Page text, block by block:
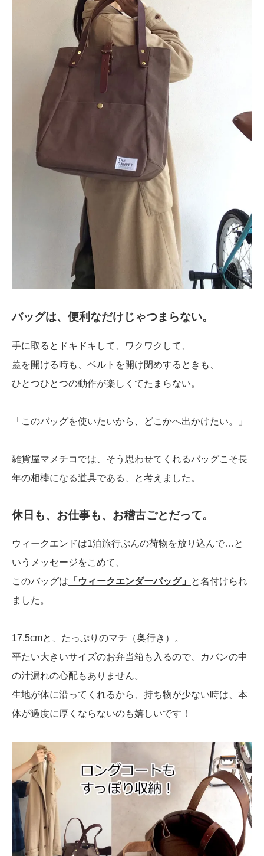
バッグは、便利なだけじゃつまらない。
手に取るとドキドキして、ワクワクして、
蓋を開ける時も、ベルトを開け閉めするときも、
ひとつひとつの動作が楽しくてたまらない。
「このバッグを使いたいから、どこかへ出かけたい。」
雑貨屋マメチコでは、そう思わせてくれるバッグこそ長
年の相棒になる道具である、と考えました。
休日も、お仕事も、お稽古ごとだって。
ウィークエンドは1泊旅行ぶんの荷物を放り込んで…と
いうメッセージをこめて、
このバッグは 「ウィークエンダーバッグ」
と名付けられ
ました。
17.5cmと、たっぷりのマチ（奥行き）。
平たい大きいサイズのお弁当箱も入るので、カバンの中
の汁漏れの心配もありません。
生地が体に沿ってくれるから、持ち物が少ない時は、本
体が過度に厚くならないのも嬉しいです！